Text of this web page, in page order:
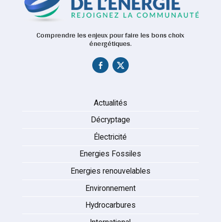
Comprendre les enjeux pour faire les bons choix
énergétiques.
Actualités
Décryptage
Électricité
Energies Fossiles
Energies renouvelables
Environnement
Hydrocarbures